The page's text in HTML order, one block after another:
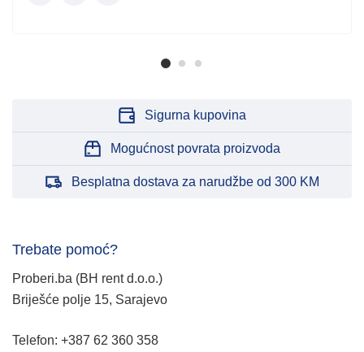
Sigurna kupovina
Mogućnost povrata proizvoda
Besplatna dostava za narudžbe od 300 KM
Trebate pomoć?
Proberi.ba (BH rent d.o.o.)
Briješće polje 15, Sarajevo
Telefon: +387 62 360 358